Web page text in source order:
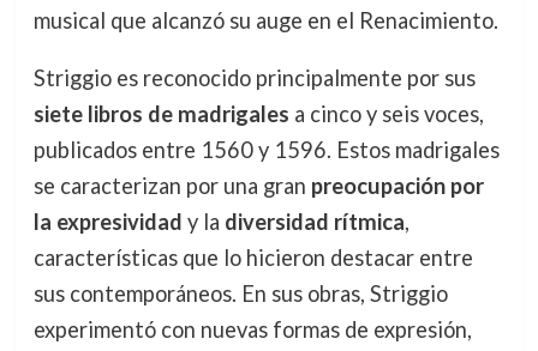
musical que alcanzó su auge en el Renacimiento.
Striggio es reconocido principalmente por sus
siete libros de madrigales a cinco y seis voces,
publicados entre 1560 y 1596. Estos madrigales
se caracterizan por una gran preocupación por
la expresividad y la diversidad rítmica,
características que lo hicieron destacar entre
sus contemporáneos. En sus obras, Striggio
experimentó con nuevas formas de expresión,